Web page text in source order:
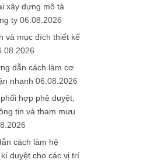
xây dựng mô tả
ty 06.08.2026
và mục đích thiết kế
dẫn cách làm cơ
nhanh 06.08.2026
hợp phê duyệt,
tin và tham mưu
cách làm hệ
duyệt cho các vị trí